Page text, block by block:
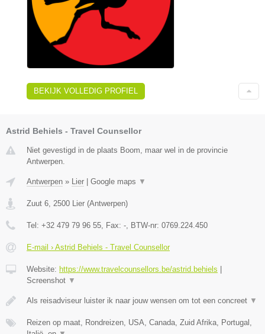
BEKIJK VOLLEDIG PROFIEL
Astrid Behiels - Travel Counsellor
Niet gevestigd in de plaats Boom, maar wel in de provincie
Antwerpen.
Antwerpen » Lier Google maps ▼
Zuut 6 2500 Lier (Antwerpen)
Tel: +32 479 79 96 55 , Fax: - , BTW-nr: 0769.224.450
E-mail › Astrid Behiels - Travel Counsellor
Website: https://www.travelcounsellors.be/astrid.behiels
Screenshot ▼
Als reisadviseur luister ik naar jouw wensen om tot een concreet ▼
Reizen op maat, Rondreizen, USA, Canada, Zuid Afrika, Portugal,